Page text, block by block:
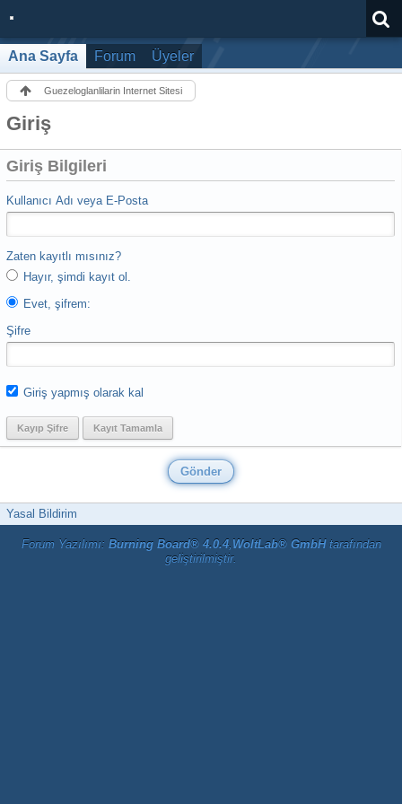
Ana Sayfa Forum Üyeler
Guezeloglanlilarin Internet Sitesi
Giriş
Giriş Bilgileri
Kullanıcı Adı veya E-Posta
Zaten kayıtlı mısınız?
Hayır, şimdi kayıt ol.
Evet, şifrem:
Şifre
Giriş yapmış olarak kal
Kayıp Şifre Kayıt Tamamla
Yasal Bildirim
Forum Yazılımı: Burning Board® 4.0.4, WoltLab® GmbHtarafından
geliştirilmiştir.